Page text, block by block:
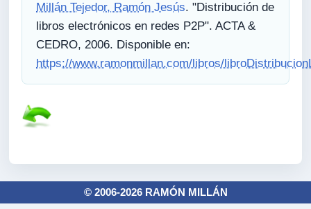
Millán Tejedor, Ramón Jesús. "Distribución de
libros electrónicos en redes P2P". ACTA &
CEDRO, 2006. Disponible en:
https://www.ramonmillan.com/libros/
© 2006-2026 RAMÓN MILLÁN